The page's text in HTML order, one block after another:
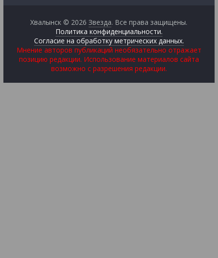
Хвалынск © 2026Звезда. Все права защищены.
Политика конфиденциальности.
Согласие на обработку метрических данных.
Мнение авторов публикаций необязательно отражает
позицию редакции. Использование материалов сайта
возможно с разрешения редакции.